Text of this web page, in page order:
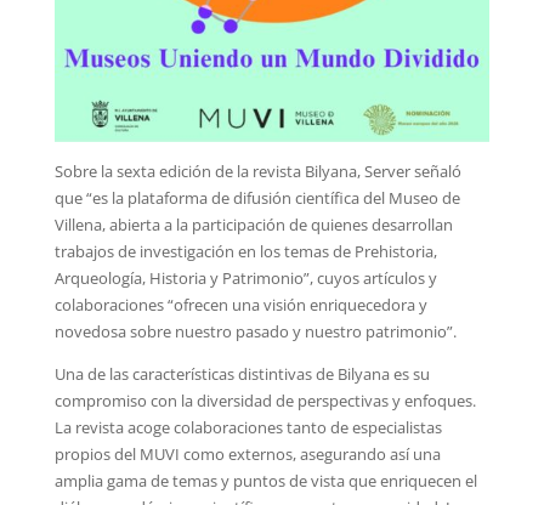
Sobre la sexta edición de la revista Bilyana, Server señaló
que “es la plataforma de difusión científica del Museo de
Villena, abierta a la participación de quienes desarrollan
trabajos de investigación en los temas de Prehistoria,
Arqueología, Historia y Patrimonio”, cuyos artículos y
colaboraciones “ofrecen una visión enriquecedora y
novedosa sobre nuestro pasado y nuestro patrimonio”.
Una de las características distintivas de Bilyana es su
compromiso con la diversidad de perspectivas y enfoques.
La revista acoge colaboraciones tanto de especialistas
propios del MUVI como externos, asegurando así una
amplia gama de temas y puntos de vista que enriquecen el